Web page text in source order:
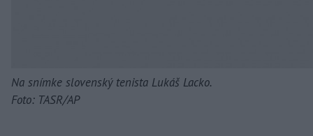
Na snímke slovenský tenista Lukáš Lacko.
Foto: TASR/AP